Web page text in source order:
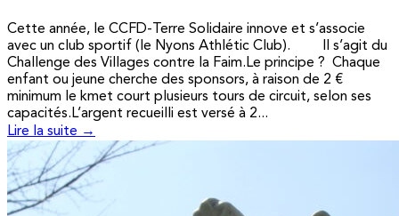
Cette année, le CCFD-Terre Solidaire innove et s’associe
avec un club sportif (le Nyons Athlétic Club). Il s’agit du
Challenge des Villages contre la Faim.Le principe ? Chaque
enfant ou jeune cherche des sponsors, à raison de 2 €
minimum le kmet court plusieurs tours de circuit, selon ses
capacités.L’argent recueilli est versé à 2...
Lire la suite →